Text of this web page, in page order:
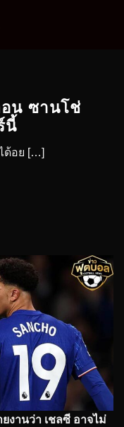
อน ซานโช่
นี้
ด้อย […]
ยงานว่า เชลซี อาจไม่